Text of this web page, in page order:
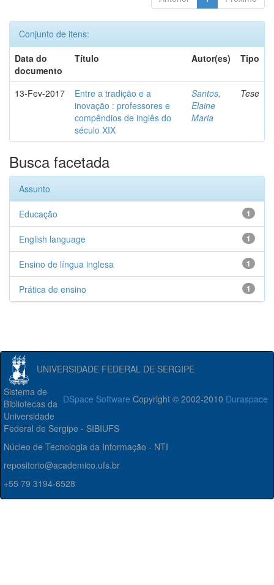
Conjunto de itens:
Data do
documento
Título Autor(es) Tipo
13-Fev-2017
Entre a tradição e a
inovação : professores e
compêndios de inglês do
século XIX
Santos,
Elaine
Maria
Tese
Busca facetada
Assunto
1
Educação
1
English language
1
Ensino de língua inglesa
1
Prática de ensino
UNIVERSIDADE FEDERAL DE SERGIPE
DSpace Software Copyright © 2002-2010 Duraspace
Sistema de
Bibliotecas da
Universidade
Federal de Sergipe - SIBIUFS
Núcleo de Tecnologia da Informação - NTI
repositorio@academico.ufs.br
+55 79 3194-6528